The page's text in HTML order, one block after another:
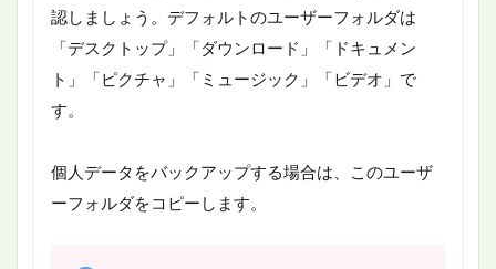
認しましょう。デフォルトのユーザーフォルダは
「デスクトップ」「ダウンロード」「ドキュメン
ト」「ピクチャ」「ミュージック」「ビデオ」で
す。
個人データをバックアップする場合は、このユーザ
ーフォルダをコピーします。